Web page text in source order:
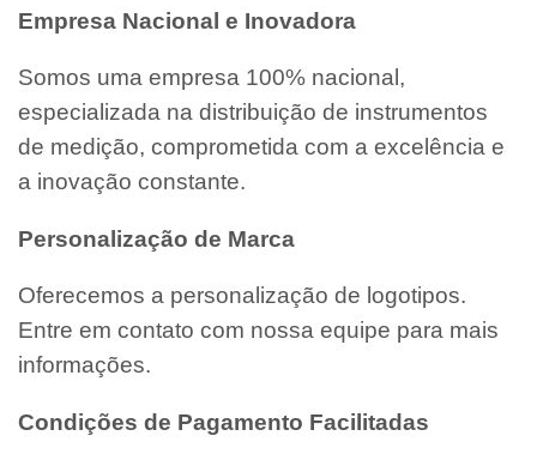
Empresa Nacional e Inovadora
Somos uma empresa 100% nacional,
especializada na distribuição de instrumentos
de medição, comprometida com a excelência e
a inovação constante.
Personalização de Marca
Oferecemos a personalização de logotipos.
Entre em contato com nossa equipe para mais
informações.
Condições de Pagamento Facilitadas